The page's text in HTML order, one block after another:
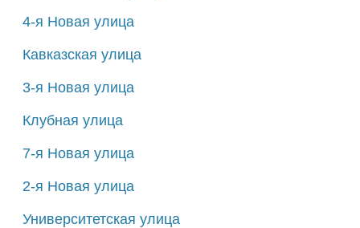
4-я Новая улица
Кавказская улица
3-я Новая улица
Клубная улица
7-я Новая улица
2-я Новая улица
Университетская улица